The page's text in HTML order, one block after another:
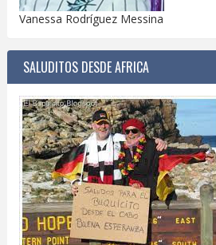
Vanessa Rodríguez Messina
SALUDITOS DESDE AFRICA